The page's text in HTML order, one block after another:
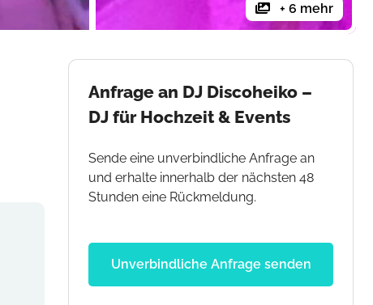
+ 6 mehr
Anfrage an DJ Discoheiko –
DJ für Hochzeit & Events
Sende eine unverbindliche Anfrage an
und erhalte innerhalb der nächsten 48
Stunden eine Rückmeldung.
Unverbindliche Anfrage senden